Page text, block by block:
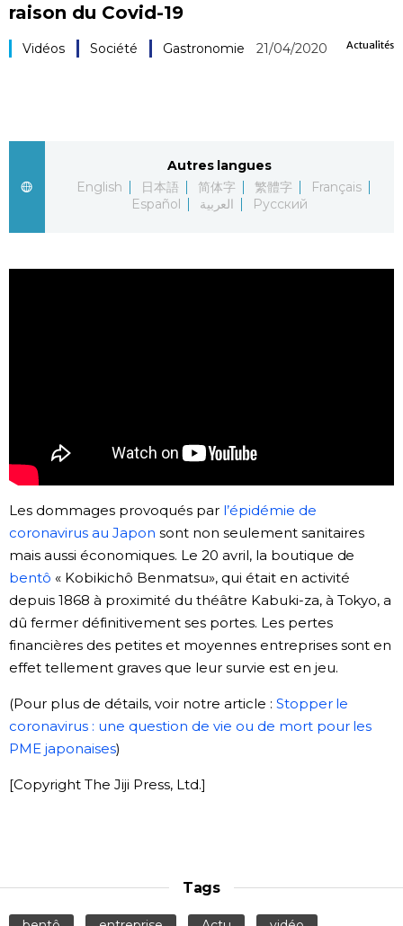
Société
Images
Vidéos
Tokyo
raison du Covid-19
Actualités
Vidéos Société Gastronomie 21/04/2020
Autres langues
English
日本語 简体字 繁體字
Français
Español
العربية Русский
Les dommages provoqués par l’épidémie de
coronavirus au Japon sont non seulement sanitaires
mais aussi économiques. Le 20 avril, la boutique de
bentô « Kobikichô Benmatsu», qui était en activité
depuis 1868 à proximité du théâtre Kabuki-za, à Tokyo, a
dû fermer définitivement ses portes. Les pertes
financières des petites et moyennes entreprises sont en
effet tellement graves que leur survie est en jeu.
(Pour plus de détails, voir notre article : Stopper le
coronavirus : une question de vie ou de mort pour les
PME japonaises)
[Copyright The Jiji Press, Ltd.]
Tags